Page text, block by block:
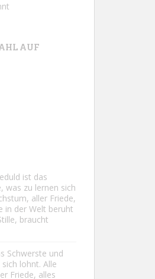
AUF
ist das
was zu lernen sich
aller Friede,
in der Welt beruht
braucht
Schwerste und
lohnt. Alle
Friede, alles